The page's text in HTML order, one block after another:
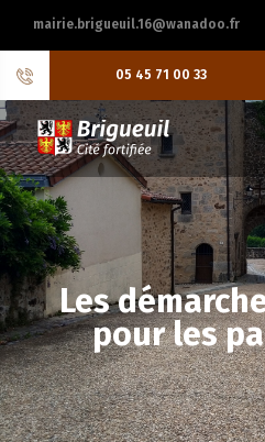
mairie.brigueuil.16@wanadoo.fr
05 45 71 00 33
Les
pour les